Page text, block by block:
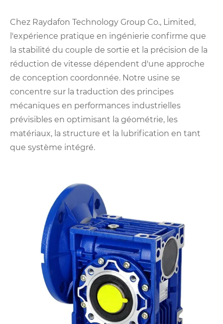
Chez Raydafon Technology Group Co., Limited,
l'expérience pratique en ingénierie confirme que
la stabilité du couple de sortie et la précision de la
réduction de vitesse dépendent d'une approche
de conception coordonnée. Notre usine se
concentre sur la traduction des principes
mécaniques en performances industrielles
prévisibles en optimisant la géométrie, les
matériaux, la structure et la lubrification en tant
que système intégré.